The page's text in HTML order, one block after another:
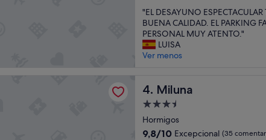
a
s
t
a
n
i
e
r
10,
Impresionante,
(722 comentarios)
"
E
L
D
E
Y
U
N
O
E
"EL DESAYUNO
BUENA CALIDAD. EL PARKING
PERSONAL MUY ATENTO."
LUISA
Ver menos
4. Miluna
Miluna
Alojamiento
de
3.5 estrellas
Hormigos
9.8
9,8/10 Excepcional (35